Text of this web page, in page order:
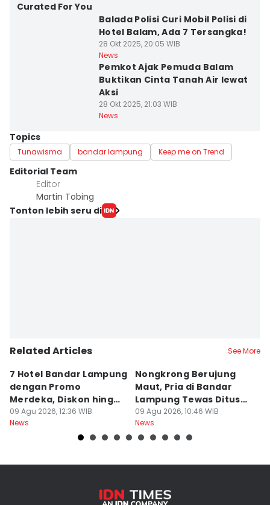
Curated For You
Balada Polisi Curi Mobil Polisi di
Hotel Balam, Ada 7 Tersangka!
28 Okt 2025, 20:05 WIB
News
Pemkot Ajak Pemuda Balam
Buktikan Cinta Tanah Air lewat
Aksi
28 Okt 2025, 21:03 WIB
News
Topics
Tunawisma bandar lampung Keep me on Trend
Editorial Team
Editor
Martin Tobing
Tonton lebih seru di
Related Articles See More
7 Hotel Bandar Lampung
dengan Promo
Merdeka, Diskon hingga
50 Persen
09 Agu 2026, 12:36 WIB
News
Nongkrong Berujung
Maut, Pria di Bandar
Lampung Tewas Ditusuk
Teman
09 Agu 2026, 10:46 WIB
News